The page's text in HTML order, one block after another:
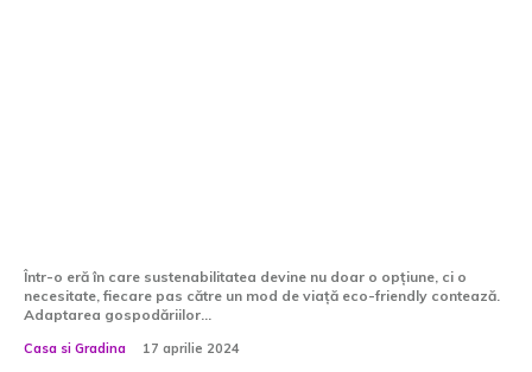
Într-o eră în care sustenabilitatea devine nu doar o opțiune, ci o
necesitate, fiecare pas către un mod de viață eco-friendly contează.
Adaptarea gospodăriilor...
Casa si Gradina 17 aprilie 2024